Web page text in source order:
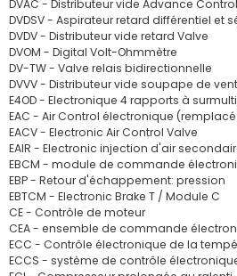
DVAC - Distributeur vide Advance
DVDSV - Aspirateur retard différentiel et
DVDV - Distributeur vide retard Valve
DVOM - Digital Volt-Ohmmètre
DV-TW - Valve relais bidirectionnelle
DVVV - Distributeur vide soupape de
E4OD - Electronique 4 rapports à
EAC - Air Control électronique (remplacé
EACV - Electronic Air Control Valve
EAIR - Electronic injection d'air
EBCM - module de commande
EBP - Retour d'échappement: pression
EBTCM - Electronic Brake T / Module C
CE - Contrôle de moteur
CEA - ensemble de commande
ECC - Contrôle électronique de la
ECCS - système de contrôle